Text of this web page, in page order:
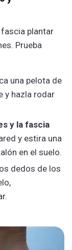
plantar
Prueba
una pelota de
y hazla rodar
y la fascia
y estira una
en el suelo.
dedos de los